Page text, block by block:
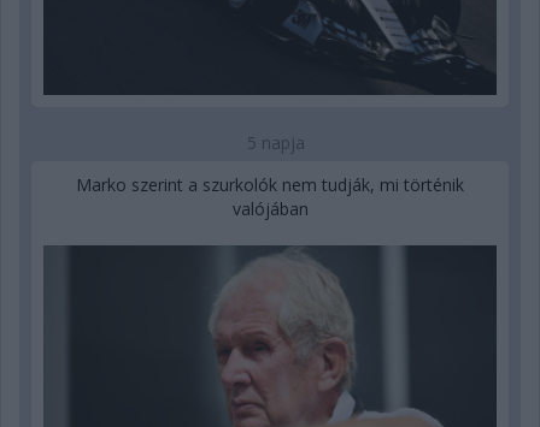
5 napja
Marko szerint a szurkolók nem tudják, mi történik
valójában